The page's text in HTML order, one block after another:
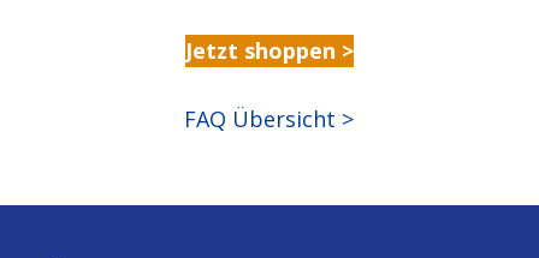
Jetzt shoppen >
FAQ Übersicht >